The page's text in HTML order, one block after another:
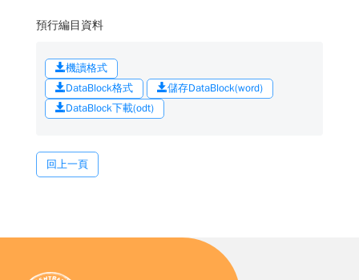
預行編目資料
機讀格式
DataBlock格式
儲存DataBlock(word)
DataBlock下載(odt)
回上一頁